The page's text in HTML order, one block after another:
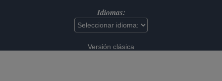
Idiomas:
Versión clásica